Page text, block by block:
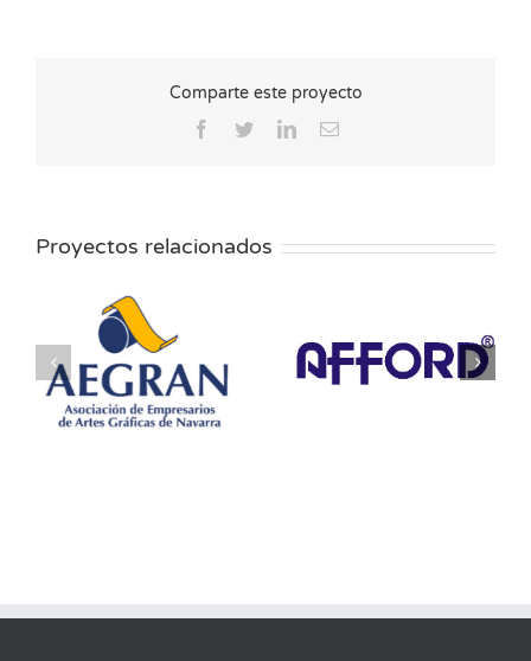
Comparte este proyecto
Facebook
TwitterLinkedInCorreo
Proyectos relacionados
AFFORD-Inks Aimplas